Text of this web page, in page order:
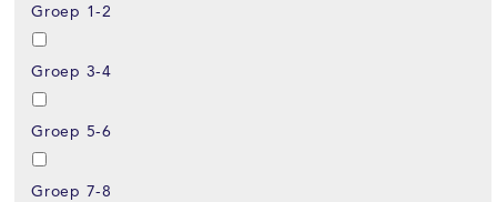
Groep 1-2
Groep 3-4
Groep 5-6
Groep 7-8